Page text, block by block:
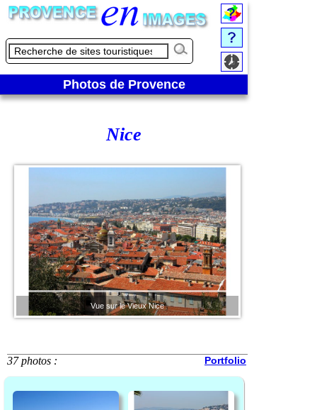
Photos de Provence
Nice
Vue sur le Vieux Nice
37 photos : Portfolio